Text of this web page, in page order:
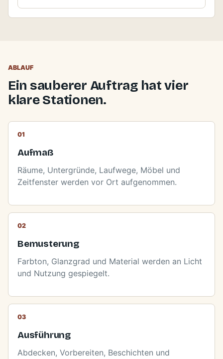
ABLAUF
Ein sauberer Auftrag hat vier
klare Stationen.
Aufmaß
Räume, Untergründe, Laufwege, Möbel und
Zeitfenster werden vor Ort aufgenommen.
Bemusterung
Farbton, Glanzgrad und Material werden an Licht
und Nutzung gespiegelt.
Ausführung
Abdecken, Vorbereiten, Beschichten und